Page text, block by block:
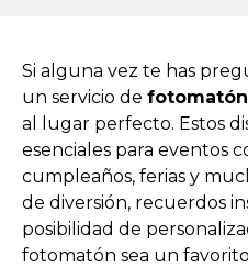
Si alguna vez te has
un servicio de
al lugar perfecto. Estos
esenciales para eventos
cumpleaños, ferias y
de diversión, recuerdos
posibilidad de
fotomatón sea un